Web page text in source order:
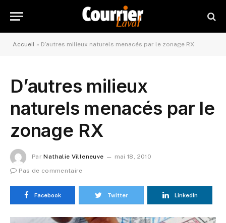
Accueil » D’autres milieux naturels menacés par le zonage RX
D’autres milieux
naturels menacés par le
zonage RX
Par Nathalie Villeneuve
mai 18, 2010
Pas de commentaire
Facebook Twitter LinkedIn